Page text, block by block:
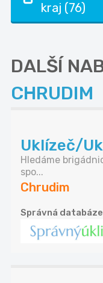
kraj (76)
DALŠÍ
CHRUDIM
Uklízeč/
Hledáme
spo...
Chrudim
Správná